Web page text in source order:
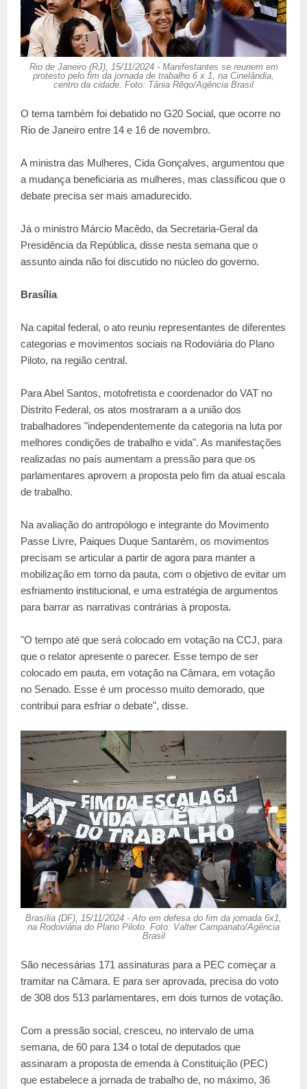
Rio de Janeiro (RJ), 15/11/2024 - Manifestantes se reunem em
protesto pelo fim da jornada de trabalho 6 x 1, na Cinelândia,
centro da cidade. Foto: Tânia Rêgo/Agência Brasil
O tema também foi debatido no G20 Social, que ocorre no
Rio de Janeiro entre 14 e 16 de novembro.
A ministra das Mulheres, Cida Gonçalves, argumentou que
a mudança beneficiaria as mulheres, mas classificou que o
debate precisa ser mais amadurecido.
Já o ministro Márcio Macêdo, da Secretaria-Geral da
Presidência da República, disse nesta semana que o
assunto ainda não foi discutido no núcleo do governo.
Brasília
Na capital federal, o ato reuniu representantes de diferentes
categorias e movimentos sociais na Rodoviária do Plano
Piloto, na região central.
Para Abel Santos, motofretista e coordenador do VAT no
Distrito Federal, os atos mostraram a a união dos
trabalhadores "independentemente da categoria na luta por
melhores condições de trabalho e vida". As manifestações
realizadas no país aumentam a pressão para que os
parlamentares aprovem a proposta pelo fim da atual escala
de trabalho.
Na avaliação do antropólogo e integrante do Movimento
Passe Livre, Paiques Duque Santarém, os movimentos
precisam se articular a partir de agora para manter a
mobilização em torno da pauta, com o objetivo de evitar um
esfriamento institucional, e uma estratégia de argumentos
para barrar as narrativas contrárias à proposta.
"O tempo até que será colocado em votação na CCJ, para
que o relator apresente o parecer. Esse tempo de ser
colocado em pauta, em votação na Câmara, em votação
no Senado. Esse é um processo muito demorado, que
contribui para esfriar o debate", disse.
Brasília (DF), 15/11/2024 - Ato em defesa do fim da jornada 6x1,
na Rodoviária do Plano Piloto. Foto: Valter Campanato/Agência
Brasil
São necessárias 171 assinaturas para a PEC começar a
tramitar na Câmara. E para ser aprovada, precisa do voto
de 308 dos 513 parlamentares, em dois turnos de votação.
Com a pressão social, cresceu, no intervalo de uma
semana, de 60 para 134 o total de deputados que
assinaram a proposta de emenda à Constituição (PEC)
que estabelece a jornada de trabalho de, no máximo, 36